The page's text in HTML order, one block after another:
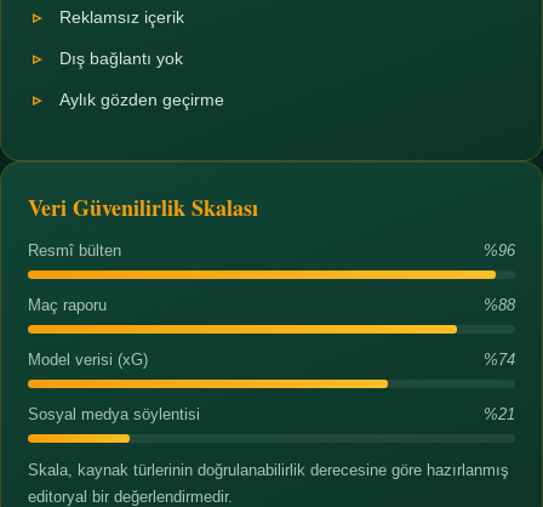
Reklamsız içerik
Dış bağlantı yok
Aylık gözden geçirme
Veri Güvenilirlik Skalası
Resmî bülten %96
Maç raporu %88
Model verisi (xG) %74
Sosyal medya söylentisi %21
Skala, kaynak türlerinin doğrulanabilirlik derecesine göre hazırlanmış
editoryal bir değerlendirmedir.